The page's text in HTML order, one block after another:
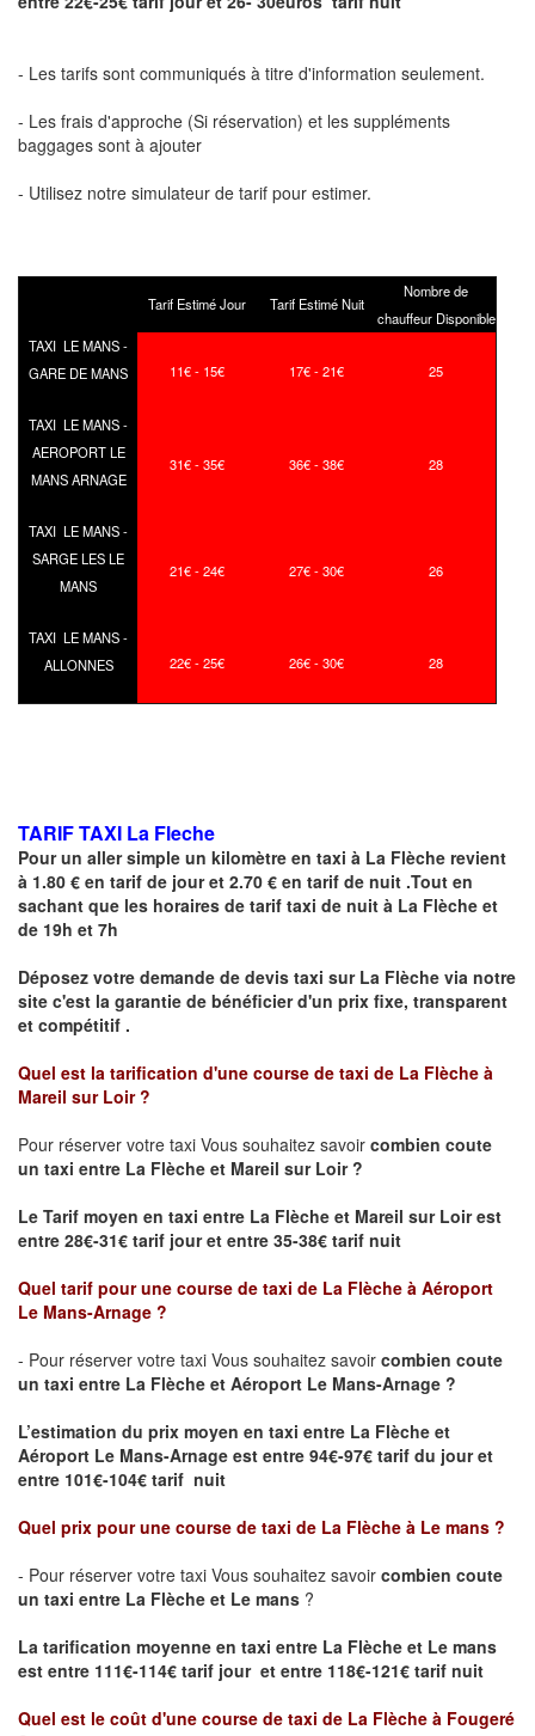
- Les tarifs sont communiqués à titre d'information seulement.
- Les frais d'approche (Si réservation) et les suppléments
baggages sont à ajouter
- Utilisez notre simulateur de tarif pour estimer.
Tarif Estimé Jour Tarif Estimé Nuit
Nombre de
chauffeur Disponible
TAXI LE MANS -
GARE DE MANS
11€ - 15€ 17€ - 21€ 25
TAXI LE MANS -
AEROPORT LE
MANS ARNAGE
31€ - 35€ 36€ - 38€ 28
TAXI LE MANS -
SARGE LES LE
MANS
21€ - 24€ 27€ - 30€ 26
TAXI LE MANS -
ALLONNES
22€ - 25€ 26€ - 30€ 28
TARIF TAXI La Fleche
Pour un aller simple un kilomètre en taxi à La Flèche revient
à 1.80 € en tarif de jour et 2.70 € en tarif de nuit .Tout en
sachant que les horaires de tarif taxi de nuit à La Flèche et
de 19h et 7h
Déposez votre demande de devis taxi sur La Flèche via notre
site c'est la garantie de bénéficier d'un prix fixe, transparent
et compétitif .
Quel est la tarification d'une course de taxi de La Flèche à
Mareil sur Loir ?
Pour réserver votre taxi Vous souhaitez savoir combien coute
un taxi entre La Flèche et Mareil sur Loir ?
Le Tarif moyen en taxi entre La Flèche et Mareil sur Loir est
entre 28€-31€ tarif jour et entre 35-38€ tarif nuit
Quel tarif pour une course de taxi de La Flèche à Aéroport
Le Mans-Arnage ?
- Pour réserver votre taxi Vous souhaitez savoir combien coute
un taxi entre La Flèche et Aéroport Le Mans-Arnage ?
L’estimation du prix moyen en taxi entre La Flèche et
Aéroport Le Mans-Arnage est entre 94€-97€ tarif du jour et
entre 101€-104€ tarif nuit
Quel prix pour une course de taxi de La Flèche à Le mans ?
- Pour réserver votre taxi Vous souhaitez savoir combien coute
un taxi entre La Flèche et Le mans ?
La tarification moyenne en taxi entre La Flèche et Le mans
est entre 111€-114€ tarif jour et entre 118€-121€ tarif nuit
Quel est le coût d'une course de taxi de La Flèche à Fougeré